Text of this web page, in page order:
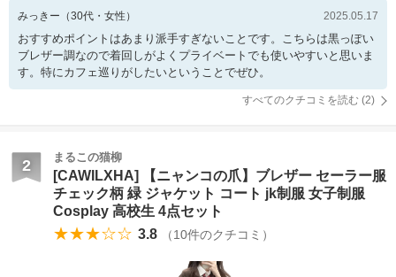
みっきー （30代・ 女性 ） 2025.05.17
おすすめポイントはあまり派手すぎないことです。こちらは黒っぽい
ブレザー調なので着回しがよくプライベートでも使いやすいと思いま
す。特にカフェ巡りがしたいということでぜひ。
すべてのクチコミを読む (2)
2 まるこの猫柳
[CAWILXHA] 【ニャンコの爪】ブレザー セーラー服
チェック柄 緑 ジャケット コート jk制服 女子制服
Cosplay 高校生 4点セット
★★★☆☆ 3.8 （10件のクチコミ）